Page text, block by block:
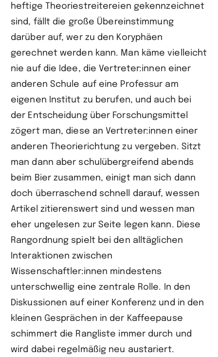
heftige Theoriestreitereien gekennzeichnet
sind, fällt die große Übereinstimmung
darüber auf, wer zu den Koryphäen
gerechnet werden kann. Man käme vielleicht
nie auf die Idee, die Vertreter:innen einer
anderen Schule auf eine Professur am
eigenen Institut zu berufen, und auch bei
der Entscheidung über Forschungs­mittel
zögert man, diese an Vertreter:innen einer
anderen Theorierichtung zu vergeben. Sitzt
man dann aber schulübergreifend abends
beim Bier zusammen, einigt man sich dann
doch überraschend schnell darauf, wessen
Artikel zitierenswert sind und wessen man
eher ungelesen zur Seite legen kann. Diese
Rangordnung spielt bei den alltäglichen
Interaktionen zwischen
Wissenschaftler:innen mindestens
unterschwellig eine zentrale Rolle. In den
Diskussionen auf einer Konferenz und in den
kleinen Gesprächen in der Kaffeepause
schimmert die Rangliste immer durch und
wird dabei regelmäßig neu austariert.